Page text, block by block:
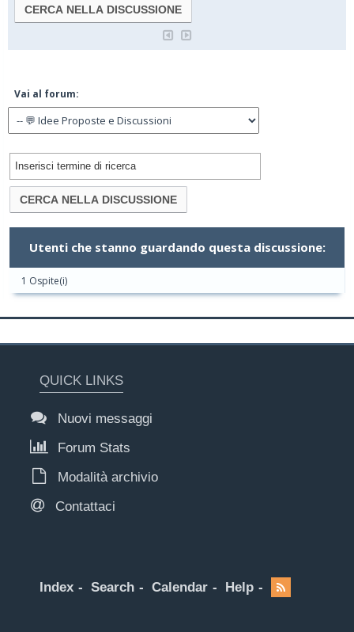
Vai al forum:
Utenti che stanno guardando questa discussione:
1 Ospite(i)
QUICK LINKS
Nuovi messaggi
Forum Stats
Modalità archivio
Contattaci
Index Search Calendar Help